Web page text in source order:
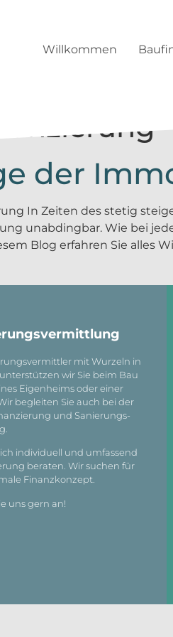
Willkommen
der
In Zeiten des stetig
unabdingbar. Wie bei
Blog erfahren Sie alles
mit Wurzeln in
wir Sie beim Bau
Eigenheims oder einer
begleiten Sie auch bei der
und Sanierungs­
individuell und umfassend
beraten. Wir suchen für
Finanzkonzept.
uns gern an!